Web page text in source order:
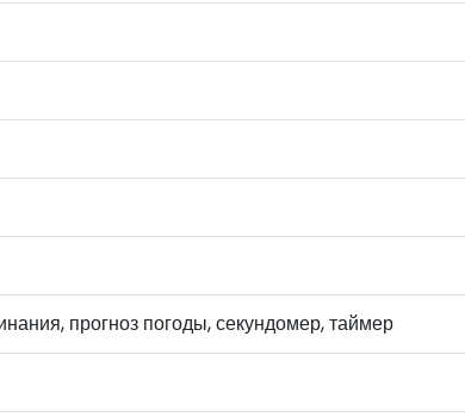
прогноз погоды, секундомер, таймер